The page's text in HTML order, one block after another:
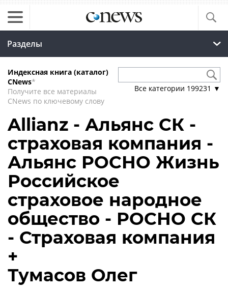
Разделы
Индексная книга (каталог)
CNews*
Получите все материалы
CNews по ключевому слову
Все категории 199231 ▼
Allianz - Альянс СК -
страховая компания -
Альянс РОСНО Жизнь
Российское
страховое народное
общество - РОСНО СК
- Страховая компания
+
Тумасов Олег